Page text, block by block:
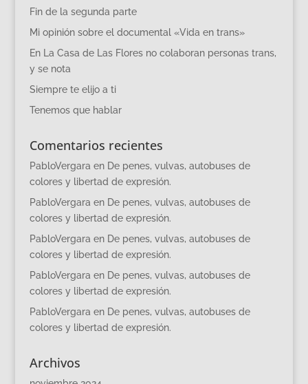
Fin de la segunda parte
Mi opinión sobre el documental «Vida en trans»
En La Casa de Las Flores no colaboran personas trans,
y se nota
Siempre te elijo a ti
Tenemos que hablar
Comentarios recientes
PabloVergara en De penes, vulvas, autobuses de
colores y libertad de expresión.
PabloVergara en De penes, vulvas, autobuses de
colores y libertad de expresión.
PabloVergara en De penes, vulvas, autobuses de
colores y libertad de expresión.
PabloVergara en De penes, vulvas, autobuses de
colores y libertad de expresión.
PabloVergara en De penes, vulvas, autobuses de
colores y libertad de expresión.
Archivos